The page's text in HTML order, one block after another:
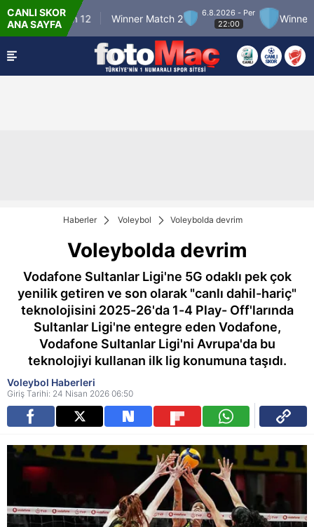
CANLI SKOR
ANA SAYFA
Match 12 Winner Match 2
6.8.2026 - Per
22:00
Winner
Haberler Voleybol Voleybolda devrim
Voleybolda devrim
Vodafone Sultanlar Ligi'ne 5G odaklı pek çok
yenilik getiren ve son olarak "canlı dahil-hariç"
teknolojisini 2025-26'da 1-4 Play- Off'larında
Sultanlar Ligi'ne entegre eden Vodafone,
Vodafone Sultanlar Ligi'ni Avrupa'da bu
teknolojiyi kullanan ilk lig konumuna taşıdı.
Voleybol Haberleri
Giriş Tarihi: 24 Nisan 2026 06:50